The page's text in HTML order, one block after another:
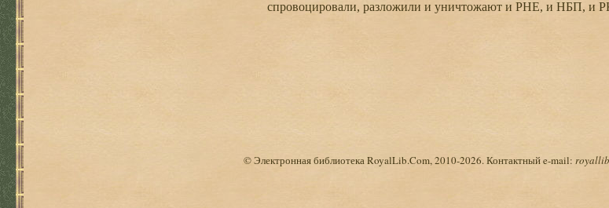
спровоцировали, разложили и уничтожают и РНЕ, и НБП,
© Электронная библиотека RoyalLib.Com, 2010-2026. Контактный e-mail: